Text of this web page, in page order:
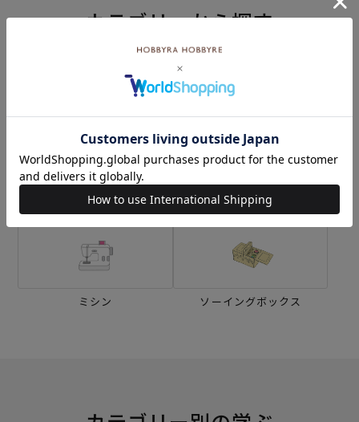
カテゴリーから探す
刺し子 編み物
ミシン ソーイングボックス